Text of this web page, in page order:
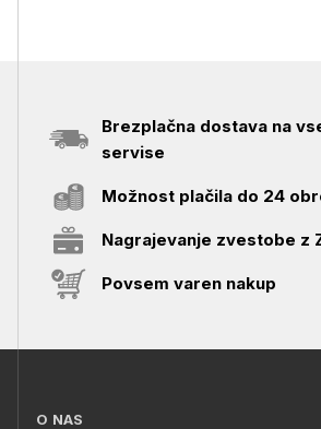
Brezplačna dostava na
servise
Možnost plačila do 24
Nagrajevanje zvestobe z
Povsem varen nakup
O NAS